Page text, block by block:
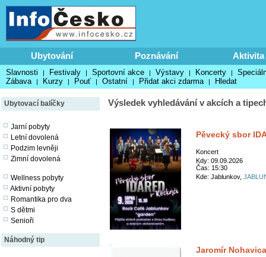
Ubytování Poznávání Aktivita
Slavnosti | Festivaly | Sportovní akce | Výstavy | Koncerty |
Zábava
| Kurzy | Pouť | Ostatní | Přidat akci zdarma | Hledat
Ubytovací balíčky
Jarní pobyty
Letní dovolená
Podzim levněji
Zimní dovolená
Wellness pobyty
Aktivní pobyty
Romantika pro dva
S dětmi
Senioři
Náhodný tip
Výsledek vyhledávání v akcích a
Pěvecký sbor
Koncert
Kdy: 09.09.2026
Čas: 15:30
Kde: Jablunkov,
Jaromír